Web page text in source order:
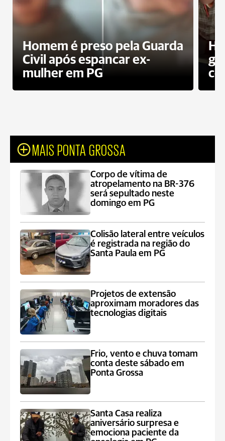
Homem é preso pela Guarda
Civil após espancar ex-
mulher em PG
MAIS PONTA GROSSA
Corpo de vítima de
atropelamento na BR-376
será sepultado neste
domingo em PG
Colisão lateral entre veículos
é registrada na região do
Santa Paula em PG
Projetos de extensão
aproximam moradores das
tecnologias digitais
Frio, vento e chuva tomam
conta deste sábado em
Ponta Grossa
Santa Casa realiza
aniversário surpresa e
emociona paciente da